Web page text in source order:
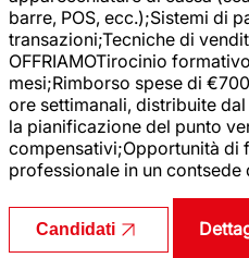
barre, POS, ecc.);Sistemi di
transazioni;Tecniche di
OFFRIAMOTirocinio
mesi;Rimborso spese di
ore settimanali, distribuite
la pianificazione del punto
compensativi;Opportunità di
professionale in un contsede
Candidati